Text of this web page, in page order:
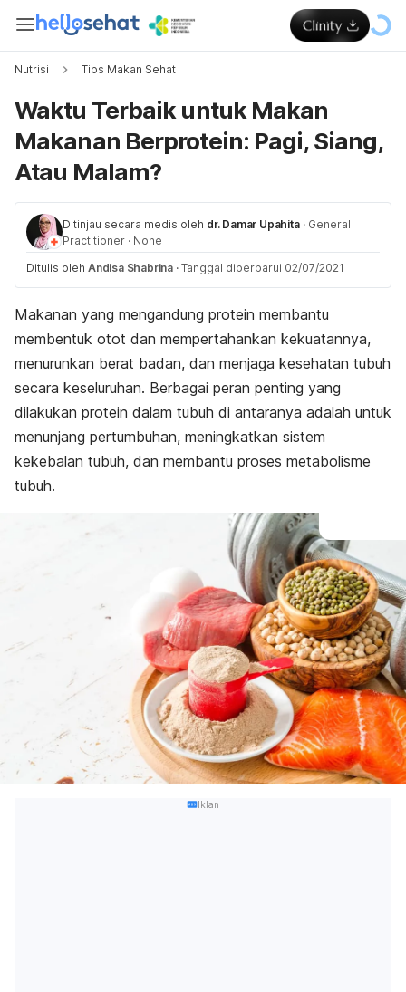
Nutrisi Tips Makan Sehat
Waktu Terbaik untuk Makan
Makanan Berprotein: Pagi, Siang,
Atau Malam?
Ditinjau secara medis oleh dr. Damar Upahita · General
Practitioner · None
Ditulis oleh Andisa Shabrina · Tanggal diperbarui 02/07/2021
Makanan yang mengandung protein membantu
membentuk otot dan mempertahankan kekuatannya,
menurunkan berat badan, dan menjaga kesehatan tubuh
secara keseluruhan. Berbagai peran penting yang
dilakukan protein dalam tubuh di antaranya adalah untuk
menunjang pertumbuhan, meningkatkan sistem
kekebalan tubuh, dan membantu proses metabolisme
tubuh.
Iklan